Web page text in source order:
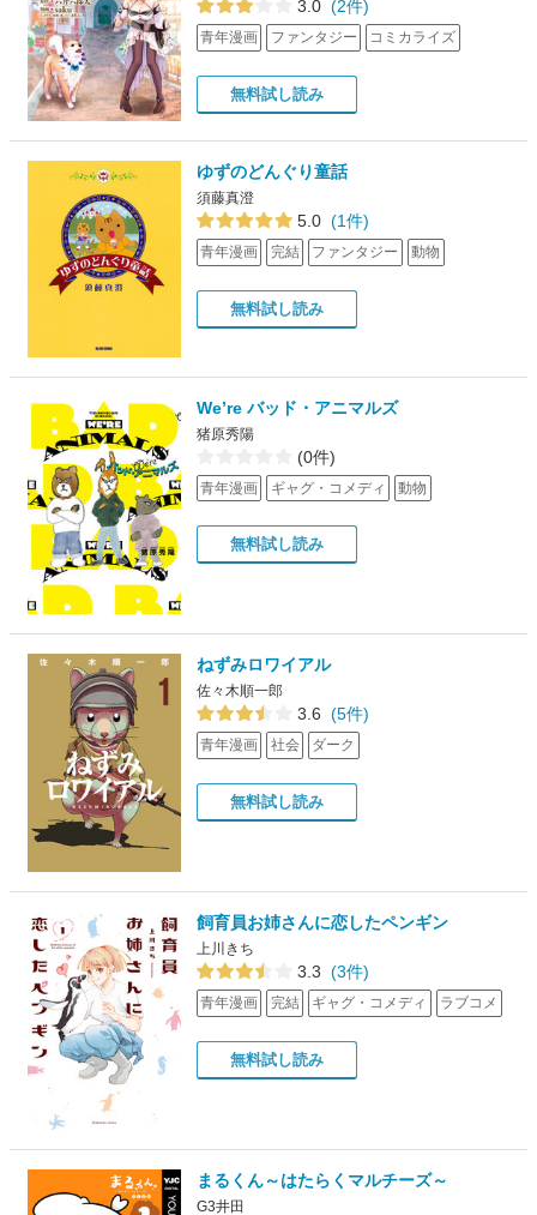
3.0 (2件)
青年漫画 ファンタジー コミカライズ
無料試し読み
ゆずのどんぐり童話
須藤真澄
5.0 (1件)
青年漫画 完結 ファンタジー 動物
無料試し読み
We’re バッド・アニマルズ
猪原秀陽
(0件)
青年漫画 ギャグ・コメディ 動物
無料試し読み
ねずみロワイアル
佐々木順一郎
3.6 (5件)
青年漫画 社会 ダーク
無料試し読み
飼育員お姉さんに恋したペンギン
上川きち
3.3 (3件)
青年漫画 完結 ギャグ・コメディ ラブコメ
無料試し読み
まるくん～はたらくマルチーズ～
G3井田